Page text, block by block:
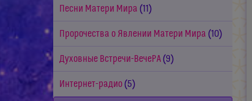
Песни Матери Мира (11)
Пророчества о Явлении Матери Мира (10)
Духовные Встречи-ВечеРА (9)
Интернет-радио (5)